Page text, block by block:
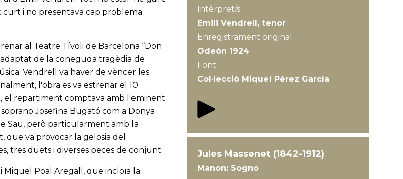
i no presentava cap problema
al Teatre Tívoli de Barcelona “Don
de la coneguda tragèdia de
Vendrell va haver de vèncer les
l'obra es va estrenar el 10
el repartiment comptava amb l'eminent
Josefina Bugató com a Donya
Sau, però particularment amb la
que va provocar la gelosia del
tres duets i diverses peces de conjunt.
Miquel Poal Aregall, que incloïa la
Intèrpret/s:
Emili Vendrell, tenor
Enregistrament original:
Odeón 1924
Font:
Col·lecció Miquel Pérez García
Jules Massenet (1842-1912)
Manon: Sogno